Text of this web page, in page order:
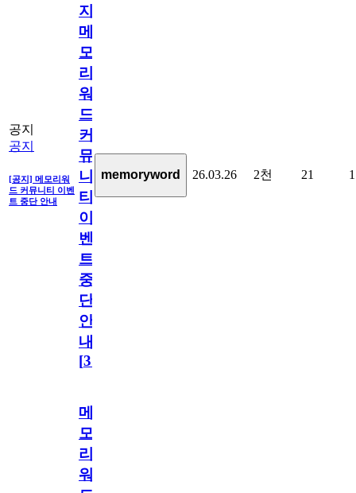
공지
공지
[공지] 메모리워
드 커뮤니티 이벤
트 중단 안내
지]
메
모
리
워
드
커
뮤
니
티
이
벤
트
중
단
안
내
[31
memoryword 26.03.26 2천 21 1
메
모
리
워